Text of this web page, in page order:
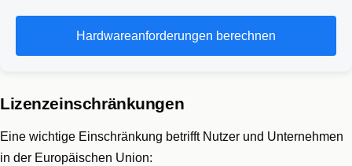
Hardwareanforderungen berechnen
Lizenzeinschränkungen
Eine wichtige Einschränkung betrifft Nutzer und Unternehmen
in der Europäischen Union: